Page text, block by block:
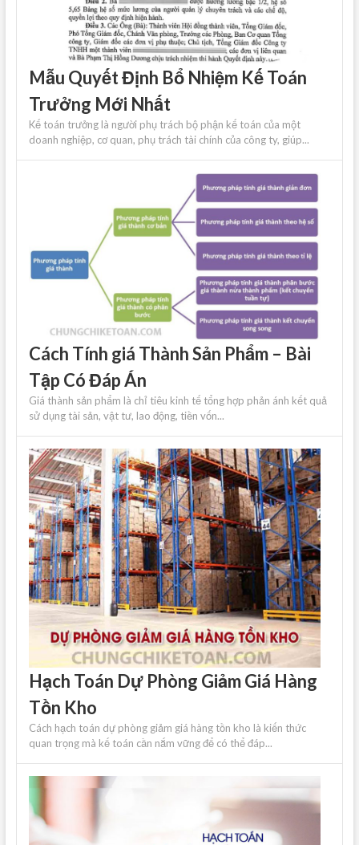
Mẫu Quyết Định Bổ Nhiệm Kế Toán
Trưởng Mới Nhất
Kế toán trưởng là người phụ trách bộ phận kế toán của một
doanh nghiệp, cơ quan, phụ trách tài chính của công ty, giúp...
Cách Tính giá Thành Sản Phẩm – Bài
Tập Có Đáp Án
Giá thành sản phẩm là chỉ tiêu kinh tế tổng hợp phản ánh kết quả
sử dụng tài sản, vật tư, lao động, tiền vốn...
Hạch Toán Dự Phòng Giảm Giá Hàng
Tồn Kho
Cách hạch toán dự phòng giảm giá hàng tồn kho là kiến ​​thức
quan trọng mà kế toán cần nắm vững để có thể đáp...